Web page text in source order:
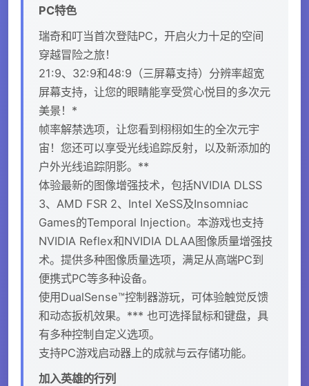
PC特色
瑞奇和叮当首次登陆PC，开启火力十足的空间
穿越冒险之旅！
21:9、32:9和48:9（三屏幕支持）分辨率超宽
屏幕支持，让您的眼睛能享受赏心悦目的多次元
美景！*
帧率解禁选项，让您看到栩栩如生的全次元宇
宙！您还可以享受光线追踪反射，以及新添加的
户外光线追踪阴影。**
体验最新的图像增强技术，包括NVIDIA DLSS
3、AMD FSR 2、Intel XeSS及Insomniac
Games的Temporal Injection。本游戏也支持
NVIDIA Reflex和NVIDIA DLAA图像质量增强技
术。提供多种图像质量选项，满足从高端PC到
便携式PC等多种设备。
使用DualSense™控制器游玩，可体验触觉反馈
和动态扳机效果。*** 也可选择鼠标和键盘，具
有多种控制自定义选项。
支持PC游戏启动器上的成就与云存储功能。
加入英雄的行列